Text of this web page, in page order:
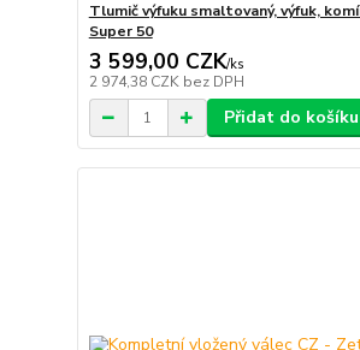
Tlumič výfuku smaltovaný, výfuk,
Super 50
3 599,00 CZK/ks
2 974,38 CZK bez DPH
Přidat do košíku